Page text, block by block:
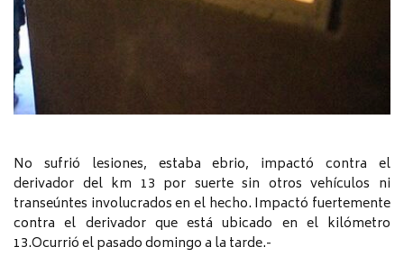
No sufrió lesiones, estaba ebrio, impactó contra el
derivador del km 13 por suerte sin otros vehículos ni
transeúntes involucrados en el hecho. Impactó fuertemente
contra el derivador que está ubicado en el kilómetro
13.Ocurrió el pasado domingo a la tarde.-